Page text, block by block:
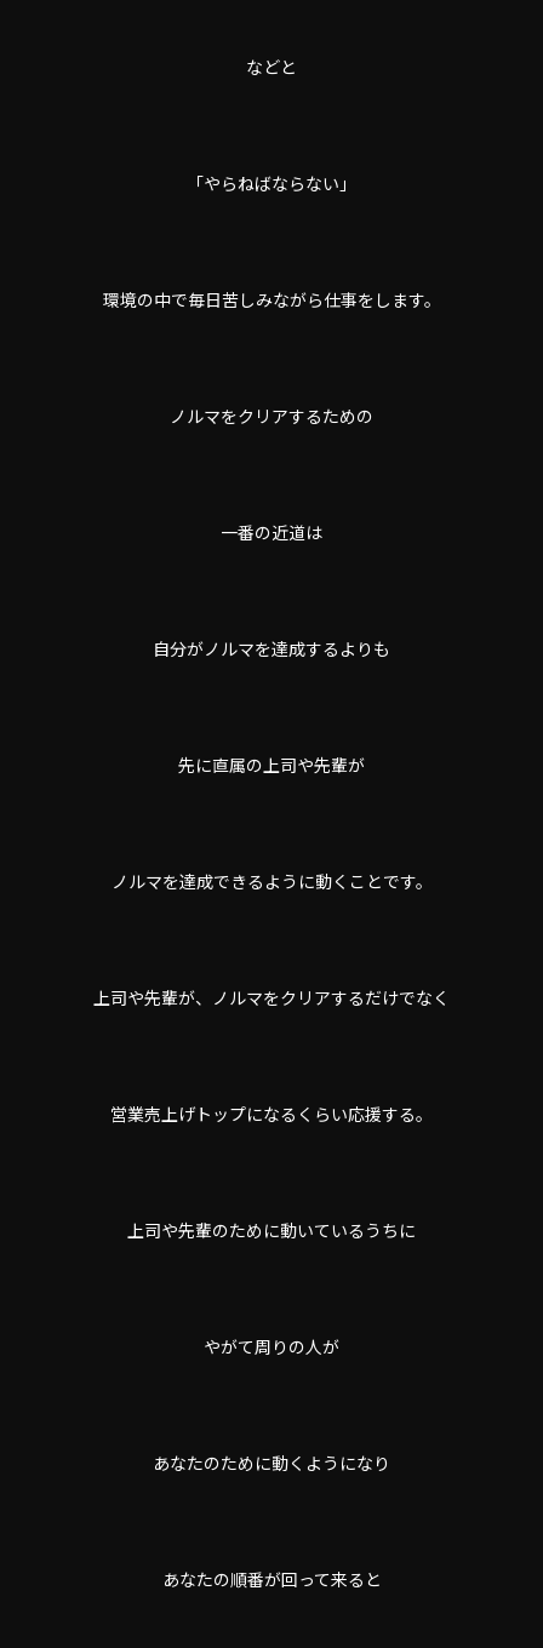
などと
「やらねばならない」
環境の中で毎日苦しみながら仕事をします。
ノルマをクリアするための
一番の近道は
自分がノルマを達成するよりも
先に直属の上司や先輩が
ノルマを達成できるように動くことです。
上司や先輩が、ノルマをクリアするだけでなく
営業売上げトップになるくらい応援する。
上司や先輩のために動いているうちに
やがて周りの人が
あなたのために動くようになり
あなたの順番が回って来ると